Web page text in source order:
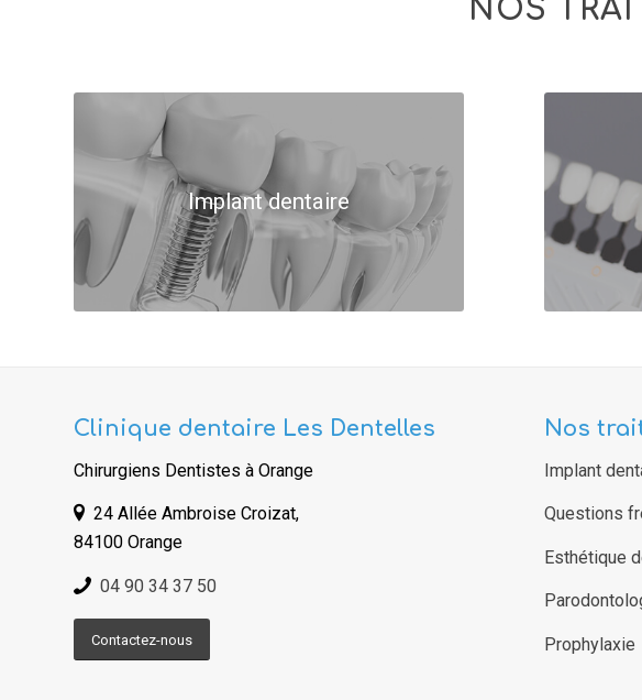
NOS
Implant dentaire
Clinique dentaire Les Dentelles
Chirurgiens Dentistes à Orange
24 Allée Ambroise Croizat,
84100 Orange
04 90 34 37 50
Contactez-nous
Nos
Implant
Questions
Esthétique
Prophylaxie